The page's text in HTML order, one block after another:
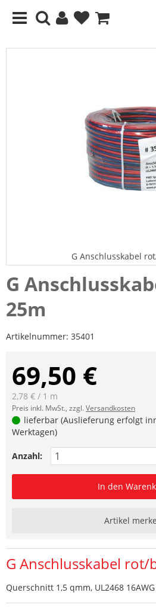
G Anschlusskabel
G
25m
Artikelnummer: 35401
69,50 €
2,78 € / 1 m
Preis inkl. MwSt., zzgl.Versandkosten
lieferbar (Auslieferung erfolgt
Werktagen)
Anzahl:
In den
Artikel
G Anschlusskabel rot/
Querschnitt 1,5 qmm, UL2468 16AWG